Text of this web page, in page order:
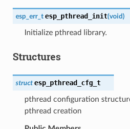
esp_err_t esp_pthread_init(void)
Initialize pthread library.
Structures
struct esp_pthread_cfg_t
pthread configuration
pthread creation